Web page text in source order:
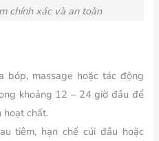
chính xác và an toàn
bóp, massage hoặc tác động
khoảng 12 – 24 giờ đầu để
hoạt chất.
tiêm, hạn chế cúi đầu hoặc